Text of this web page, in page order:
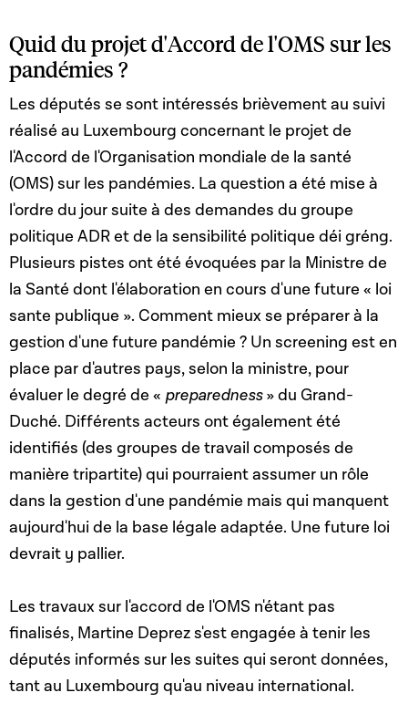
Quid du projet d'Accord de l'OMS sur les
pandémies ?
Les députés se sont intéressés brièvement au suivi
réalisé au Luxembourg concernant le projet de
l'Accord de l'Organisation mondiale de la santé
(OMS) sur les pandémies. La question a été mise à
l'ordre du jour suite à des demandes du groupe
politique ADR et de la sensibilité politique déi gréng.
Plusieurs pistes ont été évoquées par la Ministre de
la Santé dont l'élaboration en cours d'une future « loi
sante publique ». Comment mieux se préparer à la
gestion d'une future pandémie ? Un screening est en
place par d'autres pays, selon la ministre, pour
évaluer le degré de « preparedness» du Grand-
Duché. Différents acteurs ont également été
identifiés (des groupes de travail composés de
manière tripartite) qui pourraient assumer un rôle
dans la gestion d'une pandémie mais qui manquent
aujourd'hui de la base légale adaptée. Une future loi
devrait y pallier.
Les travaux sur l'accord de l'OMS n'étant pas
finalisés, Martine Deprez s'est engagée à tenir les
députés informés sur les suites qui seront données,
tant au Luxembourg qu'au niveau international.